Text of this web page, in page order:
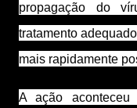
propagação do
tratamento
mais rapidamente
A ação aconteceu